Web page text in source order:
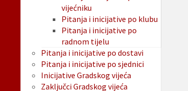
vijećniku
Pitanja i inicijative po klubu
Pitanja i inicijative po
radnom tijelu
Pitanja i inicijative po dostavi
Pitanja i inicijative po sjednici
Inicijative Gradskog vijeća
Zaključci Gradskog vijeća